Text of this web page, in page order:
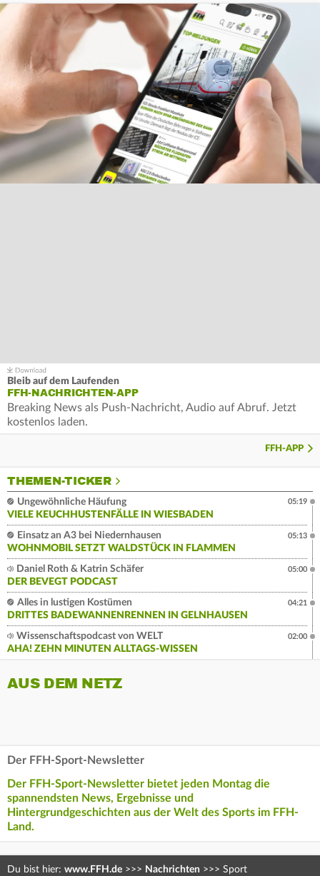
Bleib auf dem Laufenden
FFH-NACHRICHTEN-APP
Breaking News als Push-Nachricht, Audio auf Abruf. Jetzt
kostenlos laden.
FFH-APP
THEMEN-TICKER
Ungewöhnliche Häufung
VIELE KEUCHHUSTENFÄLLE IN WIESBADEN
05:19
Einsatz an A3 bei Niedernhausen
WOHNMOBIL SETZT WALDSTÜCK IN FLAMMEN
05:13
Daniel Roth & Katrin Schäfer
DER BEVEGT PODCAST
05:00
Alles in lustigen Kostümen
DRITTES BADEWANNENRENNEN IN GELNHAUSEN
04:21
Wissenschaftspodcast von WELT
AHA! ZEHN MINUTEN ALLTAGS-WISSEN
02:00
AUS DEM NETZ
Der FFH-Sport-Newsletter
Der FFH-Sport-Newsletter bietet jeden Montag die
spannendsten News, Ergebnisse und
Hintergrundgeschichten aus der Welt des Sports im FFH-
Land.
Du bist hier: www.FFH.de >>> Nachrichten >>> Sport